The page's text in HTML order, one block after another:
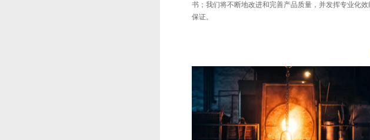
书；我们将不断地改进和完善产品质量，并发挥专业化
保证。